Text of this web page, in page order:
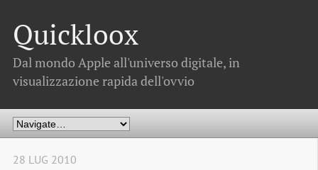
Quickloox
Dal mondo Apple all'universo digitale, in
visualizzazione rapida dell'ovvio
28 LUG 2010